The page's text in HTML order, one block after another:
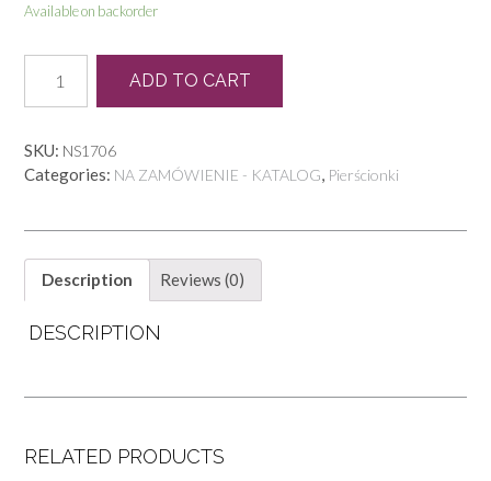
Available on backorder
1444
quantity
ADD TO CART
SKU: NS1706
Categories: NA ZAMÓWIENIE - KATALOG, Pierścionki
Description Reviews (0)
DESCRIPTION
RELATED PRODUCTS